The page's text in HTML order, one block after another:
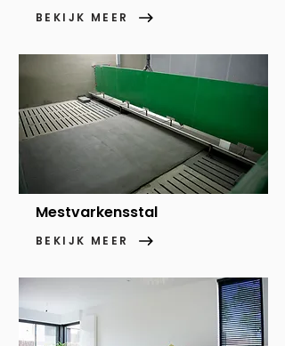
BEKIJK MEER
Mestvarkensstal
BEKIJK MEER